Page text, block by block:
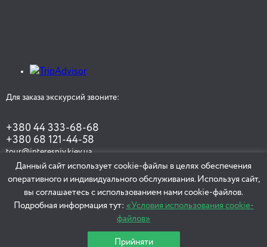
Для заказа экскурсий звоните:
+380 44 333-68-68
+380 68 121-44-58
tour@interesniy.kiev.ua
ЗАКАЗАТЬ ЭКСКУРСИЮ
Данный сайт использует cookie-файлы в целях обеспечения
оперативного и индивидуального обслуживания. Используя сайт,
вы соглашаетесь с использованием нами cookie-файлов.
Подробная информация тут: «Условия использования cookie-
файлов»
Прийняти